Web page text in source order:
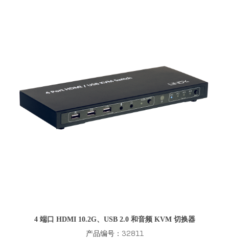
4 端口 HDMI 10.2G、USB 2.0 和音频 KVM 切换器
产品编号：32811